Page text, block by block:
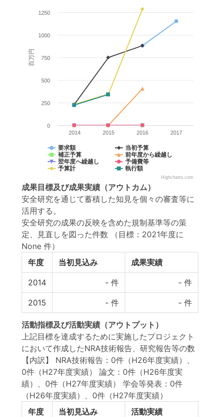
百万円
要求額
当初予算
補正予算
前年度から繰越し
翌年度へ繰越し
予備費等
予算計
執行額
2014 2015 2016 2017
0
250
500
750
1000
1250
Highcharts.com
成果目標及び成果実績 （アウトカム）
安全研究を通じて蓄積した知見を個々の審査等に
活用する。
安全研究の成果の反映を含めた規制基準等の策
定、見直しを図った件数
（目標：2021年度に
None 件）
年度
当初見込み 成果実績
2014 - 件 - 件
2015 - 件 - 件
活動指標及び活動実績 （アウトプット）
上記目標を達成するために実施したプロジェクト
において作成したNRA技術報告、研究報告等の数
【内訳】 NRA技術報告：0件（H26年度実績）、
0件（H27年度実績） 論文：0件（H26年度実
績）、0件（H27年度実績） 学会等発表：0件
（H26年度実績）、0件（H27年度実績）
年度
当初見込み 活動実績